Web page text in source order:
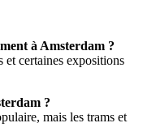
à Amsterdam ?
et certaines expositions
?
mais les trams et